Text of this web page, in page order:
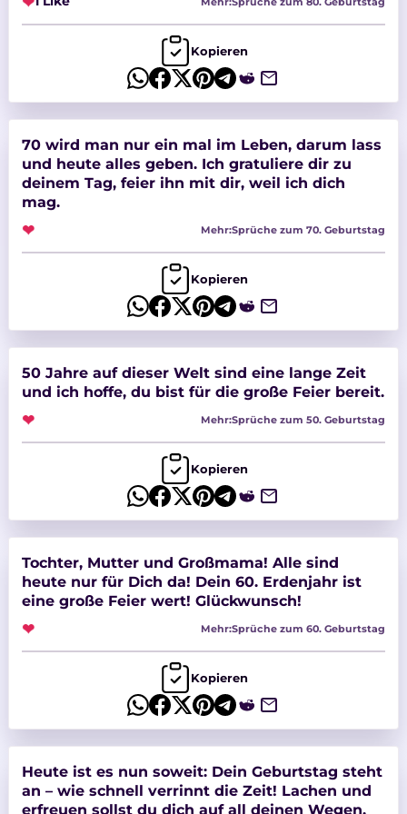
Kopieren
70 wird man nur ein mal im Leben, darum lass
und heute alles geben. Ich gratuliere dir zu
deinem Tag, feier ihn mit dir, weil ich dich
mag.
❤
Mehr:Sprüche zum 70. Geburtstag
Kopieren
50 Jahre auf dieser Welt sind eine lange Zeit
und ich hoffe, du bist für die große Feier bereit.
❤
Mehr:Sprüche zum 50. Geburtstag
Kopieren
Tochter, Mutter und Großmama! Alle sind
heute nur für Dich da! Dein 60. Erdenjahr ist
eine große Feier wert! Glückwunsch!
❤
Mehr:Sprüche zum 60. Geburtstag
Kopieren
Heute ist es nun soweit: Dein Geburtstag steht
an – wie schnell verrinnt die Zeit! Lachen und
erfreuen sollst du dich auf all deinen Wegen.